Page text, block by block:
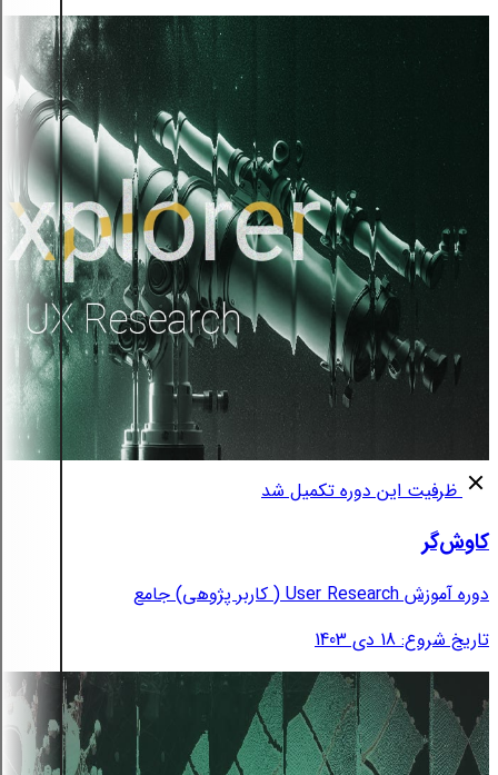
ظرفیت این دوره تکمیل شد
کاوش‌گر
دوره آموزش User Research ( کاربر پژوهی) جامع
تاریخ شروع: 18 دی 1403